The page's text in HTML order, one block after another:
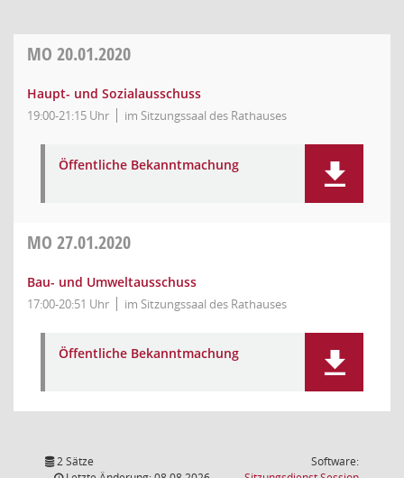
MO 20.01.2020
Haupt- und Sozialausschuss
19:00-21:15 Uhr im Sitzungssaal des Rathauses
Öffentliche Bekanntmachung
MO 27.01.2020
Bau- und Umweltausschuss
17:00-20:51 Uhr im Sitzungssaal des Rathauses
Öffentliche Bekanntmachung
2 Sätze
Software: